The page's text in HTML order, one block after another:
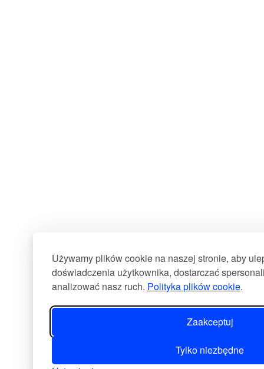
Używamy plików cookie na naszej stronie, aby
doświadczenia użytkownika, dostarczać
analizować nasz ruch. Polityka plików cookie.
Zaakceptuj
Tylko niezbędne